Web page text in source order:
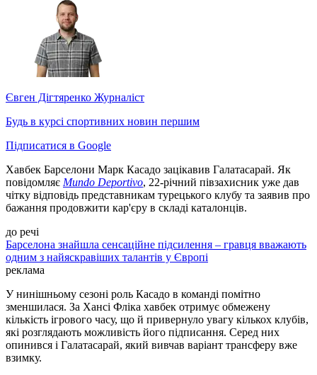
Євген Дігтяренко Журналіст
Будь в курсі спортивних новин першим
Підписатися в Google
Хавбек Барселони Марк Касадо зацікавив Галатасарай. Як
повідомляє Mundo Deportivo, 22-річний півзахисник уже дав
чітку відповідь представникам турецького клубу та заявив про
бажання продовжити кар'єру в складі каталонців.
до речі
Барселона знайшла сенсаційне підсилення – гравця вважають
одним з найяскравіших талантів у Європі
реклама
У нинішньому сезоні роль Касадо в команді помітно
зменшилася. За Хансі Фліка хавбек отримує обмежену
кількість ігрового часу, що й привернуло увагу кількох клубів,
які розглядають можливість його підписання. Серед них
опинився і Галатасарай, який вивчав варіант трансферу вже
взимку.